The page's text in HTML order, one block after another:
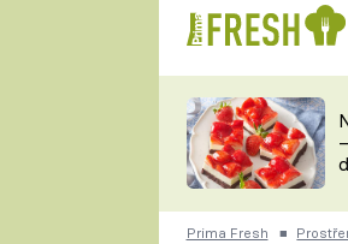
Prima Fresh ■